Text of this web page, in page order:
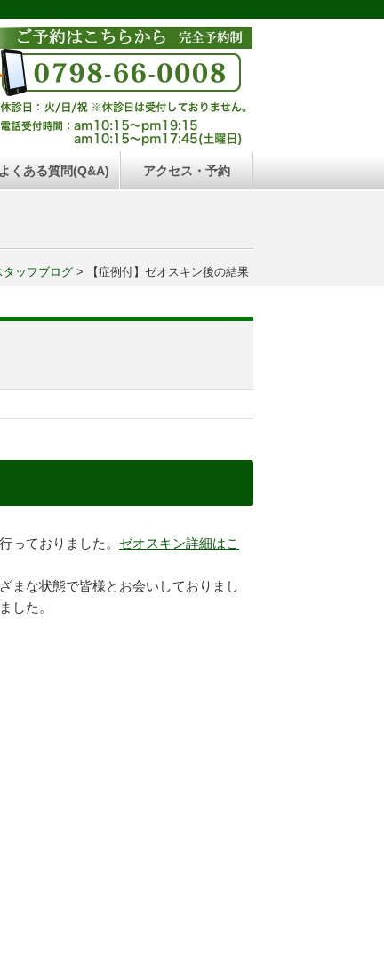
よくある質問(Q&A) アクセス・予約
タッフブログ > 【症例付】ゼオスキン後の結果
っておりました。 ゼオスキン詳細はこ
まな状態で皆様とお会いしておりまし
した。